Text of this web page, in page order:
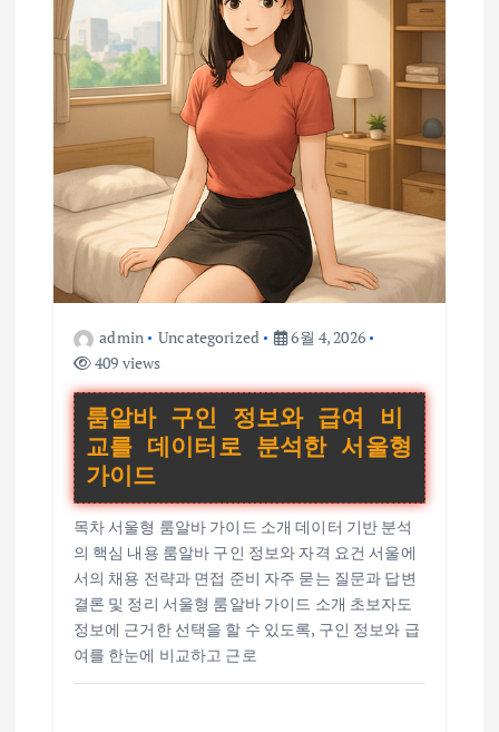
admin Uncategorized
6월 4, 2026
409 views
룸알바 구인 정보와 급여 비
교를 데이터로 분석한 서울형
가이드
목차 서울형 룸알바 가이드 소개 데이터 기반 분석
의 핵심 내용 룸알바 구인 정보와 자격 요건 서울에
서의 채용 전략과 면접 준비 자주 묻는 질문과 답변
결론 및 정리 서울형 룸알바 가이드 소개 초보자도
정보에 근거한 선택을 할 수 있도록, 구인 정보와 급
여를 한눈에 비교하고 근로